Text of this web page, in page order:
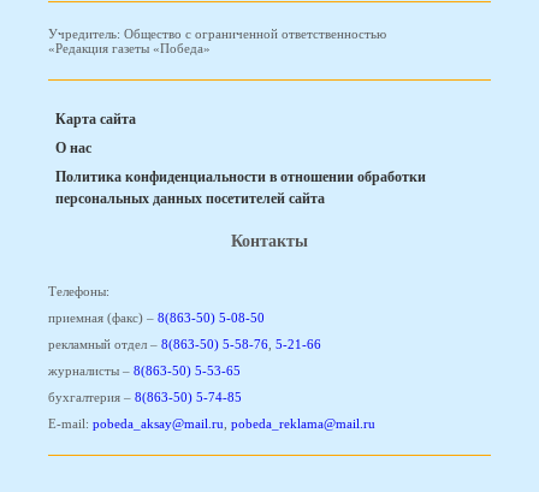
Учредитель: Общество с ограниченной ответственностью
«Редакция газеты «Победа»
Карта сайта
О нас
Политика конфиденциальности в отношении обработки
персональных данных посетителей сайта
Контакты
Телефоны:
приемная (факс) – 8(863-50) 5-08-50
рекламный отдел – 8(863-50) 5-58-76, 5-21-66
журналисты – 8(863-50) 5-53-65
бухгалтерия – 8(863-50) 5-74-85
E-mail: pobeda_aksay@mail.ru, pobeda_reklama@mail.ru